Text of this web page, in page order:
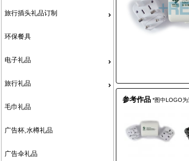
旅行插头礼品订制
环保餐具
电子礼品
旅行礼品
毛巾礼品
广告杯,水樽礼品
广告伞礼品
参考作品 *图中LOGO为